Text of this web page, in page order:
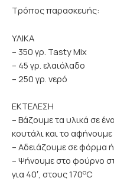
Τρόπος παρασκευής:
ΥΛΙΚΑ
– 350 γρ. Tasty Mix
– 45 γρ. ελαιόλαδο
– 250 γρ. νερό
ΕΚΤΕΛΕΣΗ
– Βάζουμε τα υλικά σε
κουτάλι και το αφήνουμε
– Αδειάζουμε σε φόρμα
– Ψήνουμε στο φούρνο
για 40′, στους 170oC